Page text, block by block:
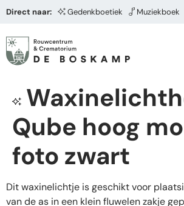
Direct naar: Gedenkboetiek Muziekboek
Qube hoog
foto zwart
Dit waxinelichtje is geschikt voor
van de as in een klein fluwelen zakje